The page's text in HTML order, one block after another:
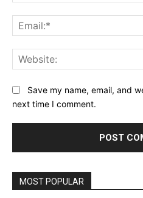
Save my name, email, and
next time I comment.
MOST POPULAR